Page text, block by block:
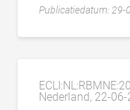
Publicatiedatum: 29-
Nederland, 22-